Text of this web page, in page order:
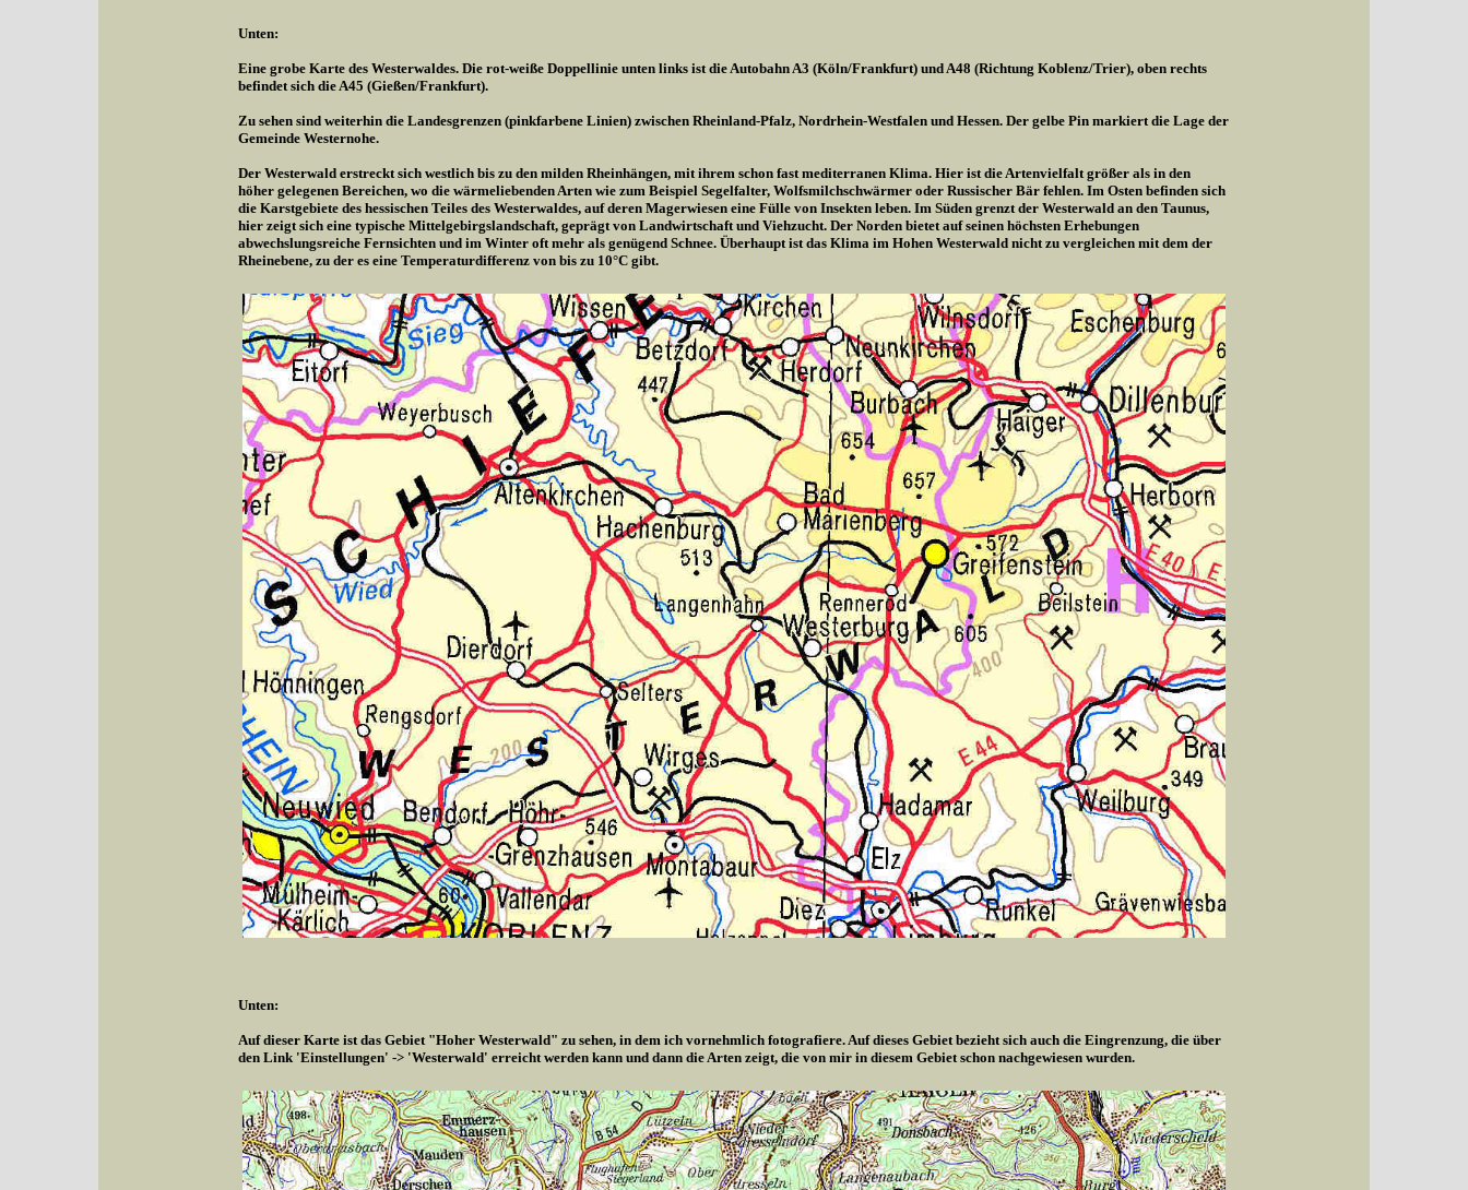
Unten:
Eine grobe Karte des Westerwaldes. Die rot-weiße Doppellinie unten links ist die Autobahn A3 (Köln/Frankfurt) und A48 (Richtung Koblenz/Trier), oben rechts
befindet sich die A45 (Gießen/Frankfurt).
Zu sehen sind weiterhin die Landesgrenzen (pinkfarbene Linien) zwischen Rheinland-Pfalz, Nordrhein-Westfalen und Hessen. Der gelbe Pin markiert die Lage der
Gemeinde Westernohe.
Der Westerwald erstreckt sich westlich bis zu den milden Rheinhängen, mit ihrem schon fast mediterranen Klima. Hier ist die Artenvielfalt größer als in den
höher gelegenen Bereichen, wo die wärmeliebenden Arten wie zum Beispiel Segelfalter, Wolfsmilchschwärmer oder Russischer Bär fehlen. Im Osten befinden sich
die Karstgebiete des hessischen Teiles des Westerwaldes, auf deren Magerwiesen eine Fülle von Insekten leben. Im Süden grenzt der Westerwald an den Taunus,
hier zeigt sich eine typische Mittelgebirgslandschaft, geprägt von Landwirtschaft und Viehzucht. Der Norden bietet auf seinen höchsten Erhebungen
abwechslungsreiche Fernsichten und im Winter oft mehr als genügend Schnee. Überhaupt ist das Klima im Hohen Westerwald nicht zu vergleichen mit dem der
Rheinebene, zu der es eine Temperaturdifferenz von bis zu 10°C gibt.
Unten:
Auf dieser Karte ist das Gebiet "Hoher Westerwald" zu sehen, in dem ich vornehmlich fotografiere. Auf dieses Gebiet bezieht sich auch die Eingrenzung, die über
den Link 'Einstellungen' -> 'Westerwald' erreicht werden kann und dann die Arten zeigt, die von mir in diesem Gebiet schon nachgewiesen wurden.